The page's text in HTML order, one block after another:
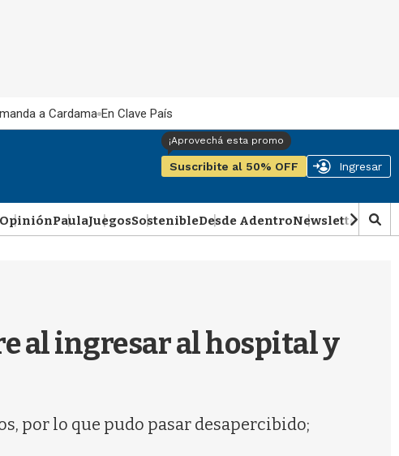
a Cardama En Clave País
Suscribite al 50% OFF Ingresar
OpiniónPaulaJuegosSostenibleDesde AdentroNewsletter
M
o
al ingresar al hospital y
por lo que pudo pasar desapercibido;